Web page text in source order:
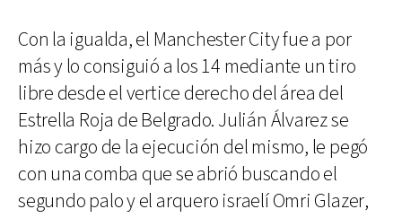
Con la igualda, el Manchester City fue a por
más y lo consiguió a los 14 mediante un tiro
libre desde el vertice derecho del área del
Estrella Roja de Belgrado. Julián Álvarez se
hizo cargo de la ejecución del mismo, le pegó
con una comba que se abrió buscando el
segundo palo y el arquero israelí Omri Glazer,